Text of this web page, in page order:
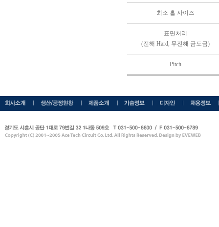
최소 홀 사이즈
표면처리
(전해 Hard, 무전해 금도금)
Pitch